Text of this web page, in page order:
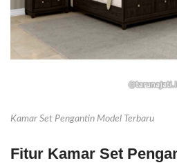
Kamar Set Pengantin Model Terbaru
Fitur Kamar Set